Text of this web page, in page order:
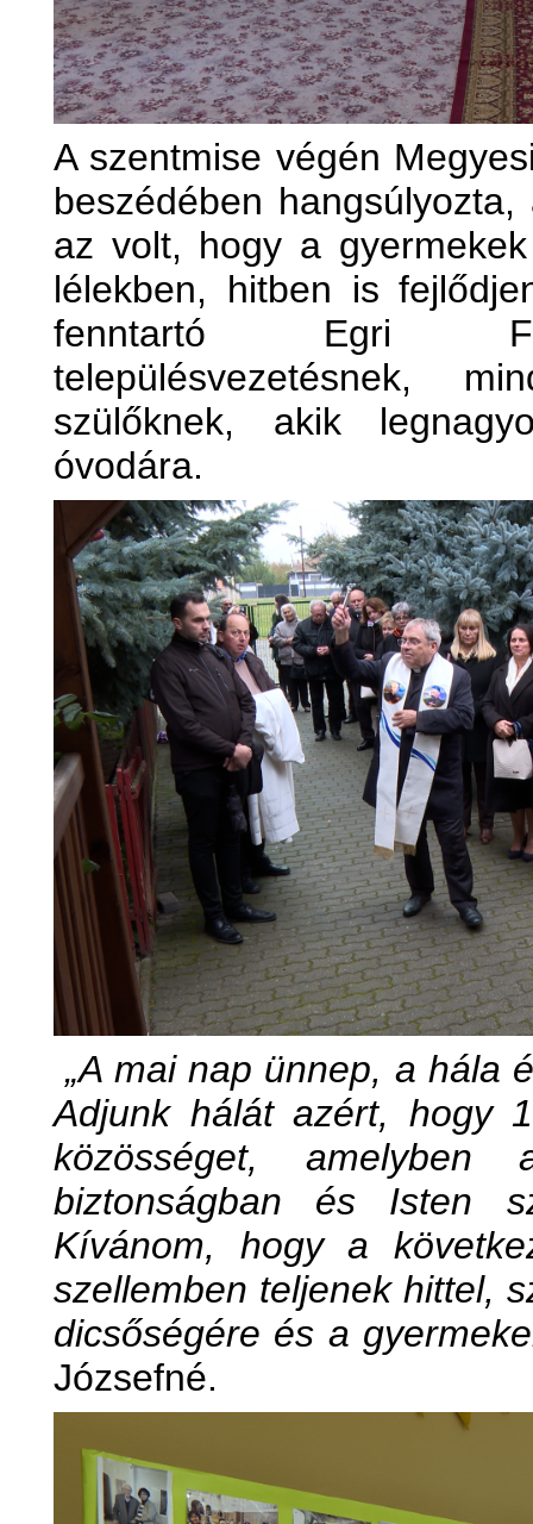
A szentmise végén
beszédében
az volt, hogy a
lélekben, hitben is
fenntartó Egri
településvezetésnek,
szülőknek, akik
óvodára.
„A mai nap ünnep, a hála
Adjunk hálát azért, hogy
közösséget, amelyben
biztonságban és Isten
Kívánom, hogy a
szellemben teljenek hittel,
dicsőségére és a
Józsefné.